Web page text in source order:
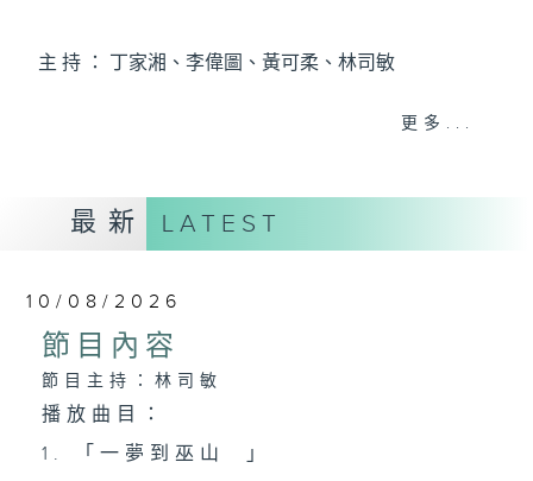
主 持 ： 丁家湘、李偉圖、黃可柔、林司敏
務求令每一個晚上越夜「粤」精彩。
更多...
最新 LATEST
10/08/2026
節目內容
節目主持：林司敏
播放曲目：
1. 「一夢到巫山 」